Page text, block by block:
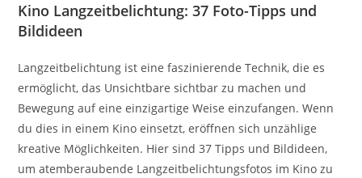
Kino Langzeitbelichtung: 37 Foto-Tipps und
Bildideen
Langzeitbelichtung ist eine faszinierende Technik, die es
ermöglicht, das Unsichtbare sichtbar zu machen und
Bewegung auf eine einzigartige Weise einzufangen. Wenn
du dies in einem Kino einsetzt, eröffnen sich unzählige
kreative Möglichkeiten. Hier sind 37 Tipps und Bildideen,
um atemberaubende Langzeitbelichtungsfotos im Kino zu